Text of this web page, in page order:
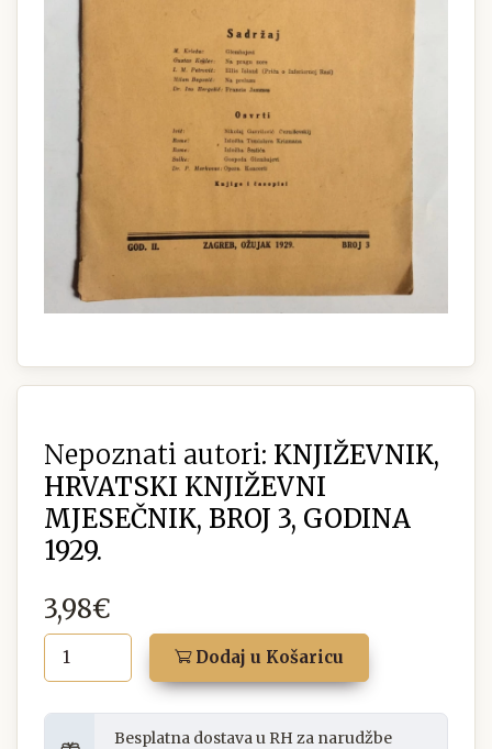
Nepoznati autori: KNJIŽEVNIK,
HRVATSKI KNJIŽEVNI
MJESEČNIK, BROJ 3, GODINA
1929.
3,98€
Dodaj u Košaricu
Besplatna dostava u RH za narudžbe